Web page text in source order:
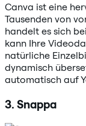
Canva ist eine
Tausenden von
handelt es sich
kann Ihre
natürliche
dynamisch
automatisch auf
3. Snappa